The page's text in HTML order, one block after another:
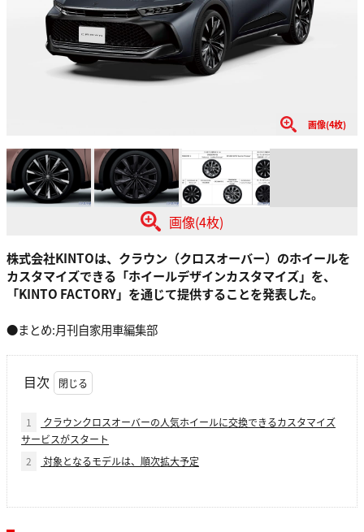
画像(4枚)
画像(4枚)
株式会社KINTOは、クラウン（クロスオーバー）のホイールを
カスタマイズできる「ホイールデザインカスタマイズ」を、
「KINTO FACTORY」を通じて提供することを発表した。
●まとめ:月刊自家用車編集部
目次
1
クラウンクロスオーバーの人気ホイールに交換できるカスタマイズ
サービスがスタート
2
対象となるモデルは、順次拡大予定